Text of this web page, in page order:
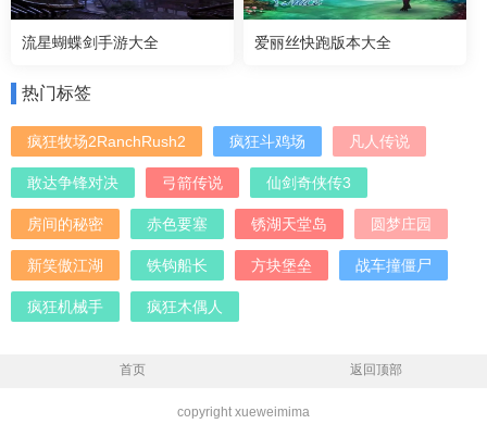
流星蝴蝶剑手游大全 爱丽丝快跑版本大全
热门标签
疯狂牧场2RanchRush2 疯狂斗鸡场 凡人传说
敢达争锋对决 弓箭传说 仙剑奇侠传3
房间的秘密 赤色要塞 锈湖天堂岛 圆梦庄园
新笑傲江湖 铁钩船长 方块堡垒 战车撞僵尸
疯狂机械手 疯狂木偶人
首页 返回顶部
copyright xueweimima